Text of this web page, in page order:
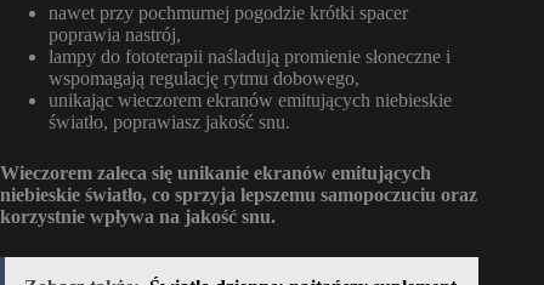
nawet przy pochmurnej pogodzie krótki spacer
poprawia nastrój,
lampy do fototerapii naśladują promienie słoneczne i
wspomagają regulację rytmu dobowego,
unikając wieczorem ekranów emitujących niebieskie
światło, poprawiasz jakość snu.
Wieczorem zaleca się unikanie ekranów emitujących
niebieskie światło, co sprzyja lepszemu samopoczuciu oraz
korzystnie wpływa na jakość snu.